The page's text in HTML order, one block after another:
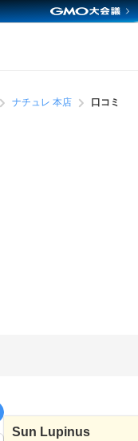
ナチュレ 本店 口コミ
Sun Lupinus